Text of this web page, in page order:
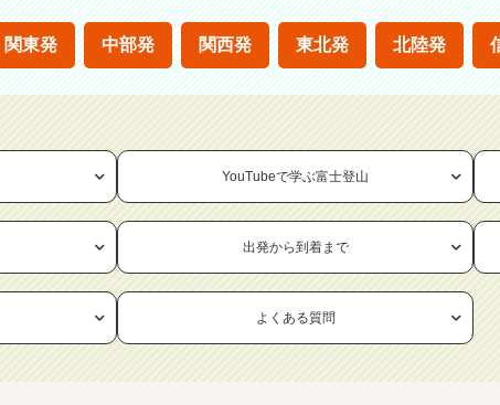
関東発 中部発 関西発 東北発 北陸発
YouTubeで学ぶ富士登山
出発から到着まで
よくある質問